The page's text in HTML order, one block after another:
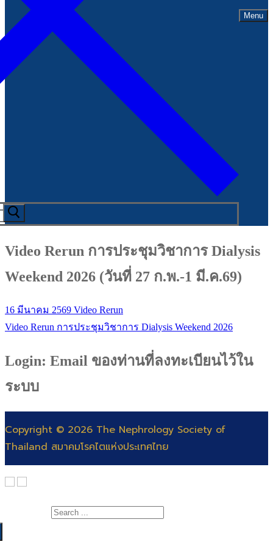
Menu
Video Rerun การประชุมวิชาการ Dialysis
Weekend 2026 (วันที่ 27 ก.พ.-1 มี.ค.69)
16 มีนาคม 2569 Video Rerun
Video Rerun การประชุมวิชาการ Dialysis Weekend 2026
Login: Email ของท่านที่ลงทะเบียนไว้ใน
ระบบ
Copyright © 2026 The Nephrology Society of
Thailand สมาคมโรคไตแห่งประเทศไทย